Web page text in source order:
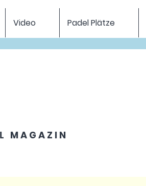
Video Padel Plätze
M A G A Z I N